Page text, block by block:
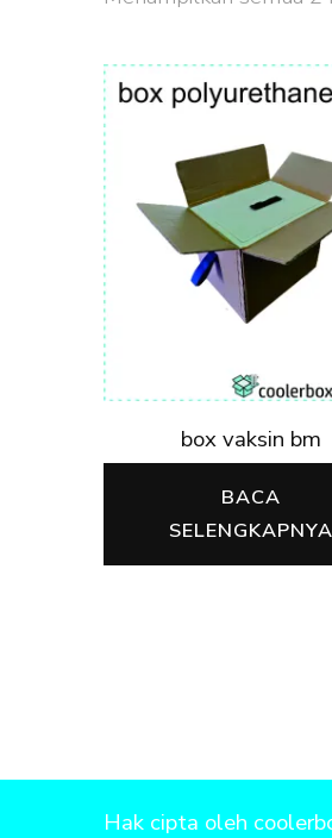
box vaksin bm
BACA
SELENGKAPNYA
Hak cipta oleh